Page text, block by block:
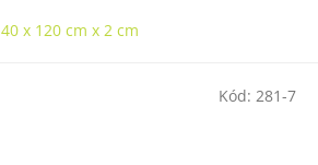
40 x 120 cm x 2 cm
Kód: 281-7